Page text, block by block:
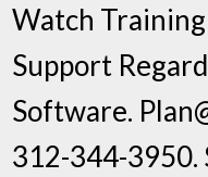
Watch Training
Support
Software.
312-344-3950.